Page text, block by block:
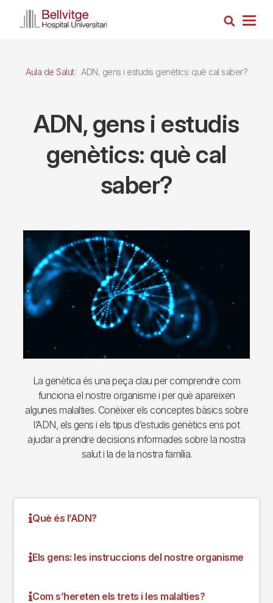
Cerca
Aula de Salut ADN, gens i estudis genètics: què cal saber?
ADN, gens i estudis
genètics: què cal
saber?
Imagen
La genètica és una peça clau per comprendre com
funciona el nostre organisme i per què apareixen
algunes malalties. Conèixer els conceptes bàsics sobre
l’ADN, els gens i els tipus d’estudis genètics ens pot
ajudar a prendre decisions informades sobre la nostra
salut i la de la nostra família.
Què és l’ADN?
Els gens: les instruccions del nostre organisme
Com s’hereten els trets i les malalties?